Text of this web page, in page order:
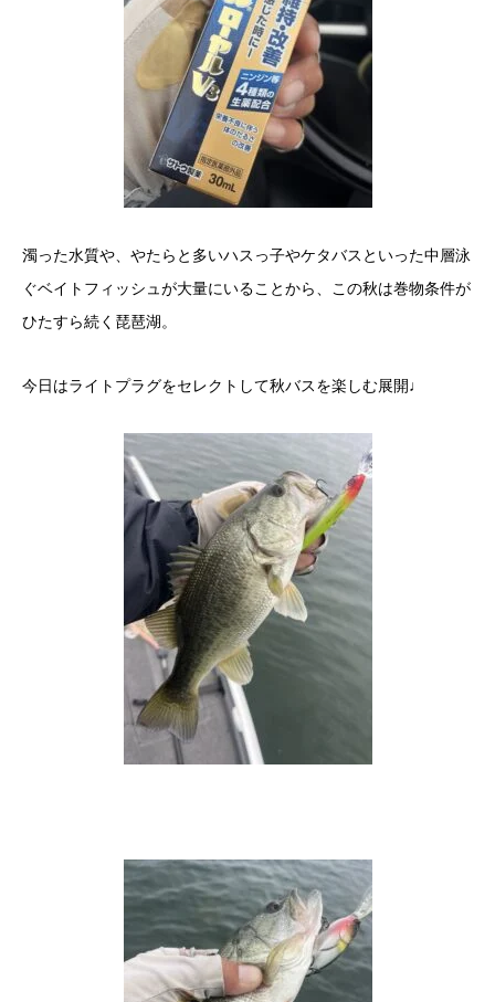
濁った水質や、やたらと多いハスっ子やケタバスといった中層泳
ぐベイトフィッシュが大量にいることから、この秋は巻物条件が
ひたすら続く琵琶湖。
今日はライトプラグをセレクトして秋バスを楽しむ展開♩